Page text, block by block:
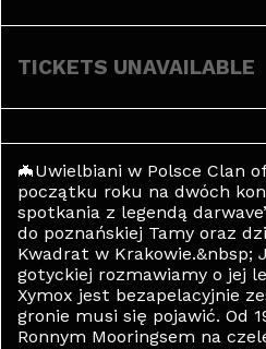
TICKETS UNAVAILABLE
🦇Uwielbiani w Polsce Clan
początku roku na dwóch
spotkania z legendą
do poznańskiej Tamy oraz
Kwadrat w Krakowie.&nbsp;
gotyckiej rozmawiamy o jej
Xymox jest bezapelacyjnie
gronie musi się pojawić. Od
Ronnym Mooringsem na